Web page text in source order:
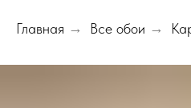
Главная → Все обои →